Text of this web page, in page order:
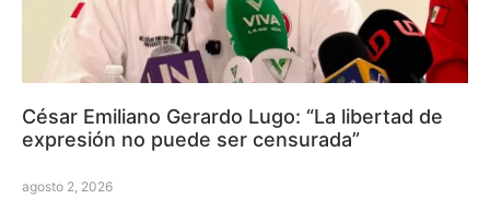
César Emiliano Gerardo Lugo: “La libertad de
expresión no puede ser censurada”
agosto 2, 2026